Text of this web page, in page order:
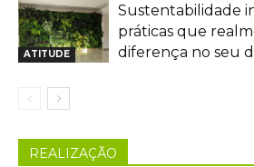
ATITUDE
Sustentabilidade
práticas que
diferença no seu
REALIZAÇÃO